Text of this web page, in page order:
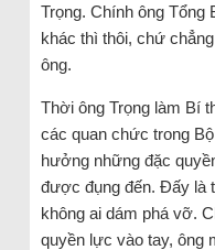
Trọng. Chính ông
khác thì thôi, chứ
ông.
Thời ông Trọng làm Bí
các quan chức trong
hưởng những đặc
được đụng đến. Đấy là
không ai dám phá vỡ.
quyền lực vào tay, ông